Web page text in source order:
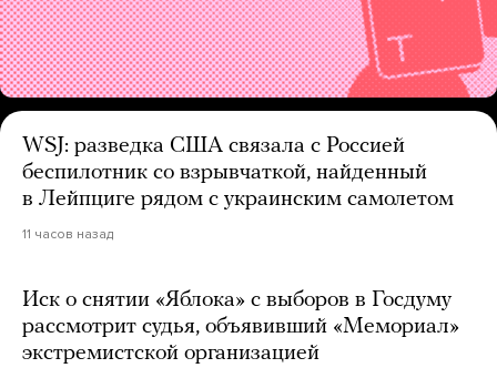
WSJ: разведка США связала с Россией
беспилотник со взрывчаткой, найденный
в Лейпциге рядом с украинским самолетом
11 часов назад
Иск о снятии «Яблока» с выборов в Госдуму
рассмотрит судья, объявивший «Мемориал»
экстремистской организацией